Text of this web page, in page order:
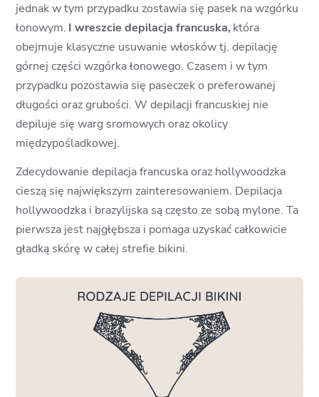
jednak w tym przypadku zostawia się pasek na wzgórku
łonowym. I wreszcie depilacja francuska, która
obejmuje klasyczne usuwanie włosków tj. depilację
górnej części wzgórka łonowego. Czasem i w tym
przypadku pozostawia się paseczek o preferowanej
długości oraz grubości. W depilacji francuskiej nie
depiluje się warg sromowych oraz okolicy
międzypośladkowej.
Zdecydowanie depilacja francuska oraz hollywoodzka
cieszą się największym zainteresowaniem. Depilacja
hollywoodzka i brazylijska są często ze sobą mylone. Ta
pierwsza jest najgłębsza i pomaga uzyskać całkowicie
gładką skórę w całej strefie bikini.